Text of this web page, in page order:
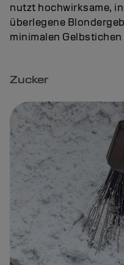
nutzt hochwirksame,
überlegene
minimalen
Zucker